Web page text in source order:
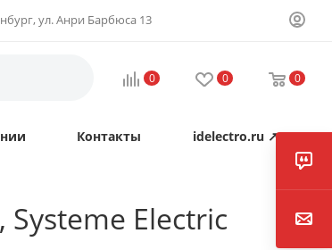
ул. Анри Барбюса 13
0 0 0
Контакты idelectro.ru ↗
Electric